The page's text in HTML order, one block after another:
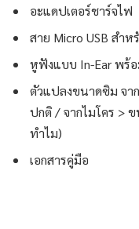
อะแดปเตอร์ชาร์จไฟ
สาย Micro USB สำห
หูฟังแบบ In-Ear พร้
ตัวแปลงขนาดซิม จา
ปกติ / จากไมโคร >
ทำไม)
เอกสารคู่มือ